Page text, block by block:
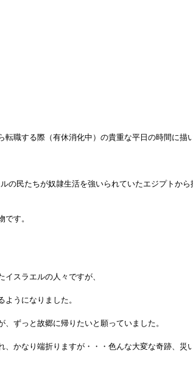
転職する際（有休消化中）の貴重な平日の時間に描
の民たちが奴隷生活を強いられていたエジプトか
す。
スラエルの人々ですが、
うになりました。
ずっと故郷に帰りたいと願っていました。
、かなり端折りますが・・・色んな大変な奇跡、災